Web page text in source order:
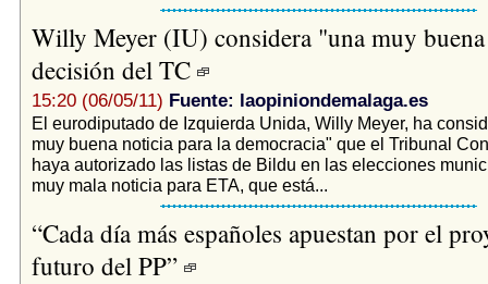
Willy Meyer (IU) considera "una muy
decisión del TC
15:20 (06/05/11) Fuente: laopiniondemalaga.es
El eurodiputado de Izquierda Unida, Willy Meyer, ha
muy buena noticia para la democracia" que el Tribunal
haya autorizado las listas de Bildu en las elecciones
muy mala noticia para ETA, que está...
“Cada día más españoles apuestan por el
futuro del PP”